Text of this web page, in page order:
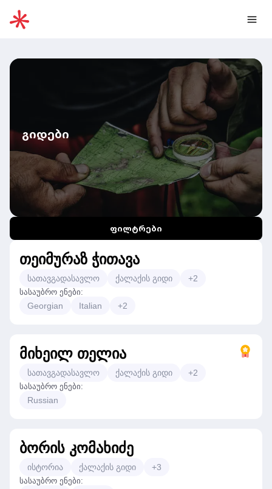
გიდები
ფილტრები
თეიმურაზ ჭითავა
სათავგადასავლო ქალაქის გიდი +2
სასაუბრო ენები:
Georgian Italian +2
მიხეილ თელია
სათავგადასავლო ქალაქის გიდი +2
სასაუბრო ენები:
Russian
ბორის კომახიძე
ისტორია ქალაქის გიდი +3
სასაუბრო ენები: